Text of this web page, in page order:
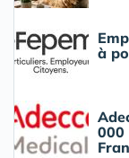
à
000